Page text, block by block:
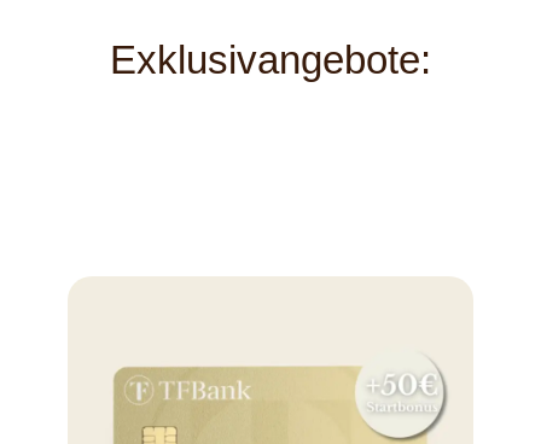
Exklusivangebote: